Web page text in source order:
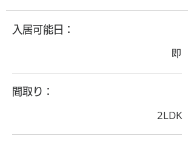
入居可能日：
即
間取り：
2LDK